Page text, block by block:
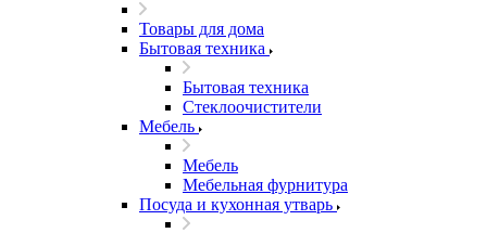
Товары для дома
Бытовая техника
Бытовая техника
Стеклоочистители
Мебель
Мебель
Мебельная фурнитура
Посуда и кухонная утварь